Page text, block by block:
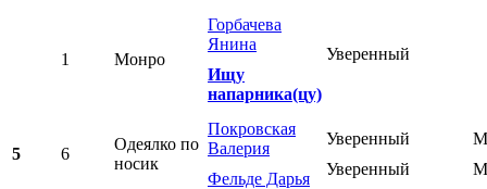
1 Монро
Горбачева
Янина
Ищу
напарника(цу)
Уверенный
5 6
Одеялко по
носик
Покровская
Валерия
Фельде Дарья
Уверенный
Уверенный